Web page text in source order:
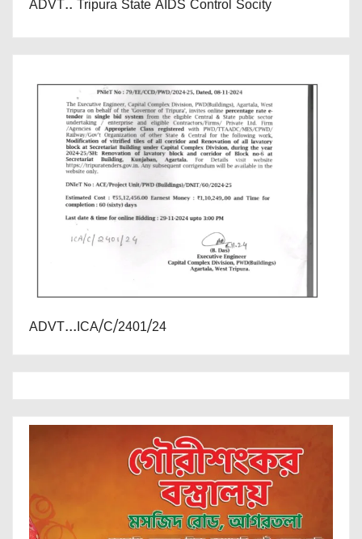
ADVT.. Tripura State AIDS Control Socity
ADVT...ICA/C/2401/24